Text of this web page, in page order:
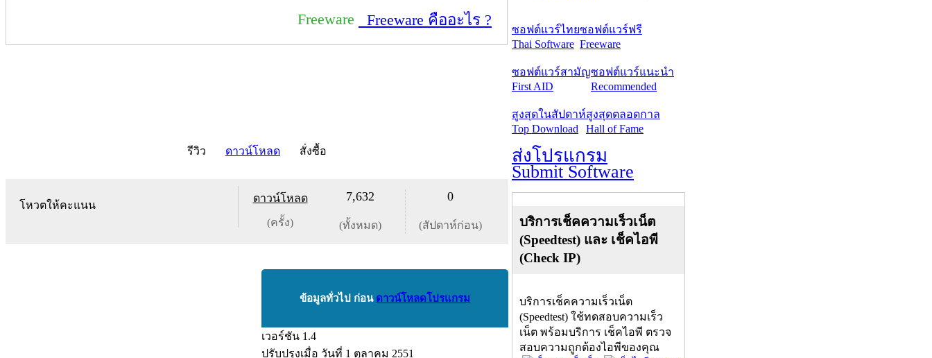
Freeware Freeware คืออะไร ?
รีวิว ดาวน์โหลด สั่งซื้อ
โหวตให้คะแนน
ดาวน์โหลด
(ครั้ง)
7,632
(ทั้งหมด)
0
(สัปดาห์ก่อน)
ข้อมูลทั่วไป ก่อน ดาวน์โหลดโปรแกรม
เวอร์ชัน 1.4
ปรับปรุงเมื่อ วันที่ 1 ตุลาคม 2551
ซอฟต์แวร์ไทย
Thai Software
ซอฟต์แวร์ฟรี
Freeware
ซอฟต์แวร์สามัญ
First AID
ซอฟต์แวร์แนะนำ
Recommended
สูงสุดในสัปดาห์
Top Download
สูงสุดตลอดกาล
Hall of Fame
ส่งโปรแกรม
Submit Software
บริการเช็คความเร็วเน็ต
(Speedtest) และ เช็คไอพี
(Check IP)
บริการเช็คความเร็วเน็ต
(Speedtest) ใช้ทดสอบความเร็ว
เน็ต พร้อมบริการ เช็คไอพี ตรวจ
สอบความถูกต้องไอพีของคุณ